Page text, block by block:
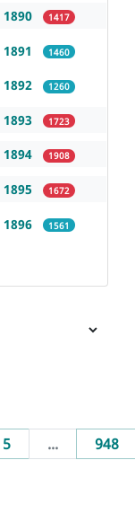
1890 1417
1891 1460
1892 1260
1893 1723
1894 1908
1895 1672
1896 1561
5 ... 948